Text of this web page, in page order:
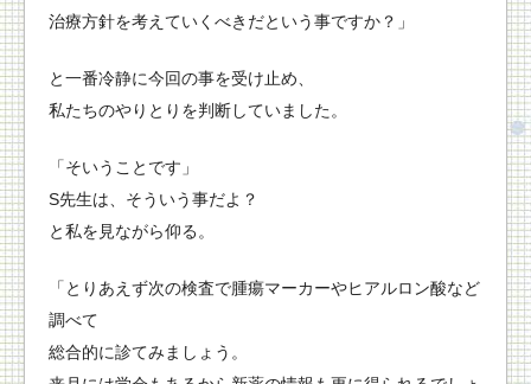
治療方針を考えていくべきだという事ですか？」
と一番冷静に今回の事を受け止め、
私たちのやりとりを判断していました。
「そいうことです」
S先生は、そういう事だよ？
と私を見ながら仰る。
「とりあえず次の検査で腫瘍マーカーやヒアルロン酸など
調べて
総合的に診てみましょう。